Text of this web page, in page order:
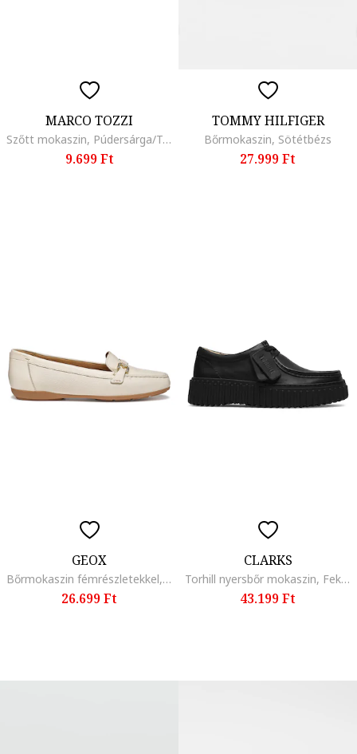
MARCO TOZZI
Szőtt mokaszin, Púdersárga/Tevebarna
9.699 Ft
TOMMY HILFIGER
Bőrmokaszin, Sötétbézs
27.999 Ft
GEOX
Bőrmokaszin fémrészletekkel, Világosbézs
26.699 Ft
CLARKS
Torhill nyersbőr mokaszin, Fekete
43.199 Ft